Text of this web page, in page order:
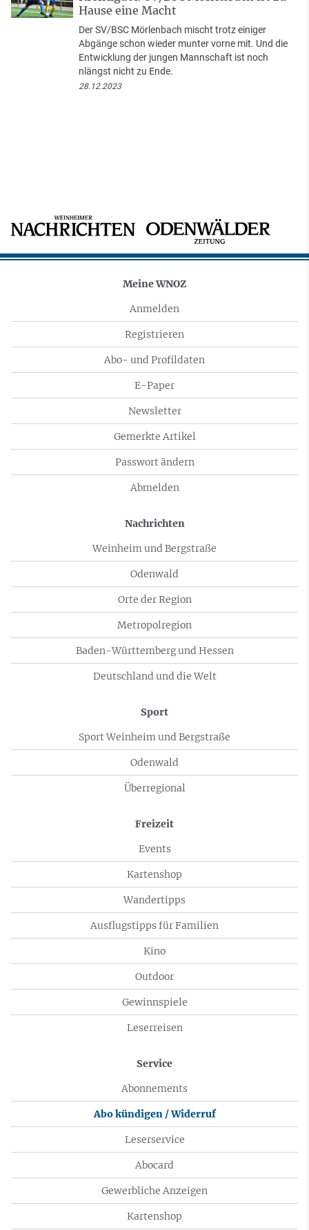
Hause eine Macht
Der SV/BSC Mörlenbach mischt trotz einiger
Abgänge schon wieder munter vorne mit. Und die
Entwicklung der jungen Mannschaft ist noch
nlängst nicht zu Ende.
28.12.2023
Meine WNOZ
Anmelden
Registrieren
Abo- und Profildaten
E-Paper
Newsletter
Gemerkte Artikel
Passwort ändern
Abmelden
Nachrichten
Weinheim und Bergstraße
Odenwald
Orte der Region
Metropolregion
Baden-Württemberg und Hessen
Deutschland und die Welt
Sport
Sport Weinheim und Bergstraße
Odenwald
Überregional
Freizeit
Events
Kartenshop
Wandertipps
Ausflugstipps für Familien
Kino
Outdoor
Gewinnspiele
Leserreisen
Service
Abonnements
Abo kündigen / Widerruf
Leserservice
Abocard
Gewerbliche Anzeigen
Kartenshop